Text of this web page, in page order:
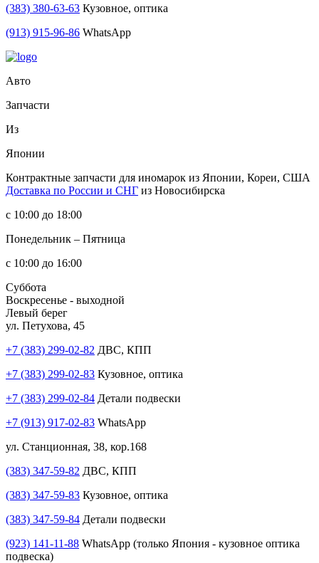
(383) 380-63-63 Кузовное, оптика
(913) 915-96-86 WhatsApp
Авто
Запчасти
Из
Японии
Контрактные запчасти для иномарок из Японии, Кореи, США
Доставка по России и СНГ из Новосибирска
с 10:00 до 18:00
Понедельник – Пятница
с 10:00 до 16:00
Суббота
Воскресенье - выходной
Левый берег
ул. Петухова, 45
+7 (383) 299-02-82 ДВС, КПП
+7 (383) 299-02-83 Кузовное, оптика
+7 (383) 299-02-84 Детали подвески
+7 (913) 917-02-83 WhatsApp
ул. Станционная, 38, кор.168
(383) 347-59-82 ДВС, КПП
(383) 347-59-83 Кузовное, оптика
(383) 347-59-84 Детали подвески
(923) 141-11-88 WhatsApp (только Япония - кузовное оптика
подвеска)